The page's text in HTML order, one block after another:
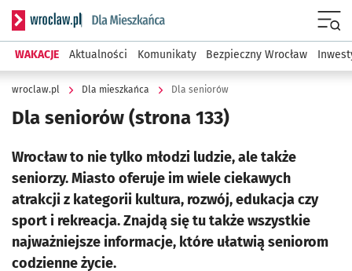
Serwis informacyjny wroclaw.pl podserwis: Dla mieszkańca
WAKACJE Aktualności Komunikaty Bezpieczny Wrocław
wroclaw.pl Dla mieszkańca Dla seniorów
Dla seniorów (strona 133)
Wrocław to nie tylko młodzi ludzie, ale także
seniorzy. Miasto oferuje im wiele ciekawych
atrakcji z kategorii kultura, rozwój, edukacja czy
sport i rekreacja. Znajdą się tu także wszystkie
najważniejsze informacje, które ułatwią seniorom
codzienne życie.